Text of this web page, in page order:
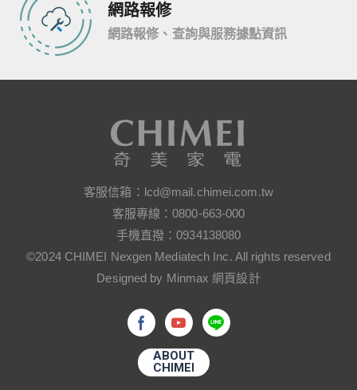
網路報修
網路報修、查詢與服務據點資訊
客服信箱： lcd@mail.chimei.com.tw
客服專線：0800-663-000
手機直撥：0934138080
©2024 CHIMEI Nexgen Mediatech Inc. All rights reserved
Designed by Minmax 網頁設計
ABOUT
CHIMEI